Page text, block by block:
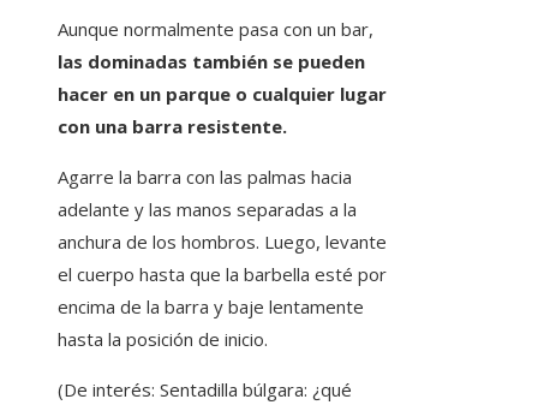
Aunque normalmente pasa con un bar,
las dominadas también se pueden
hacer en un parque o cualquier lugar
con una barra resistente.
Agarre la barra con las palmas hacia
adelante y las manos separadas a la
anchura de los hombros. Luego, levante
el cuerpo hasta que la barbella esté por
encima de la barra y baje lentamente
hasta la posición de inicio.
(De interés: Sentadilla búlgara: ¿qué